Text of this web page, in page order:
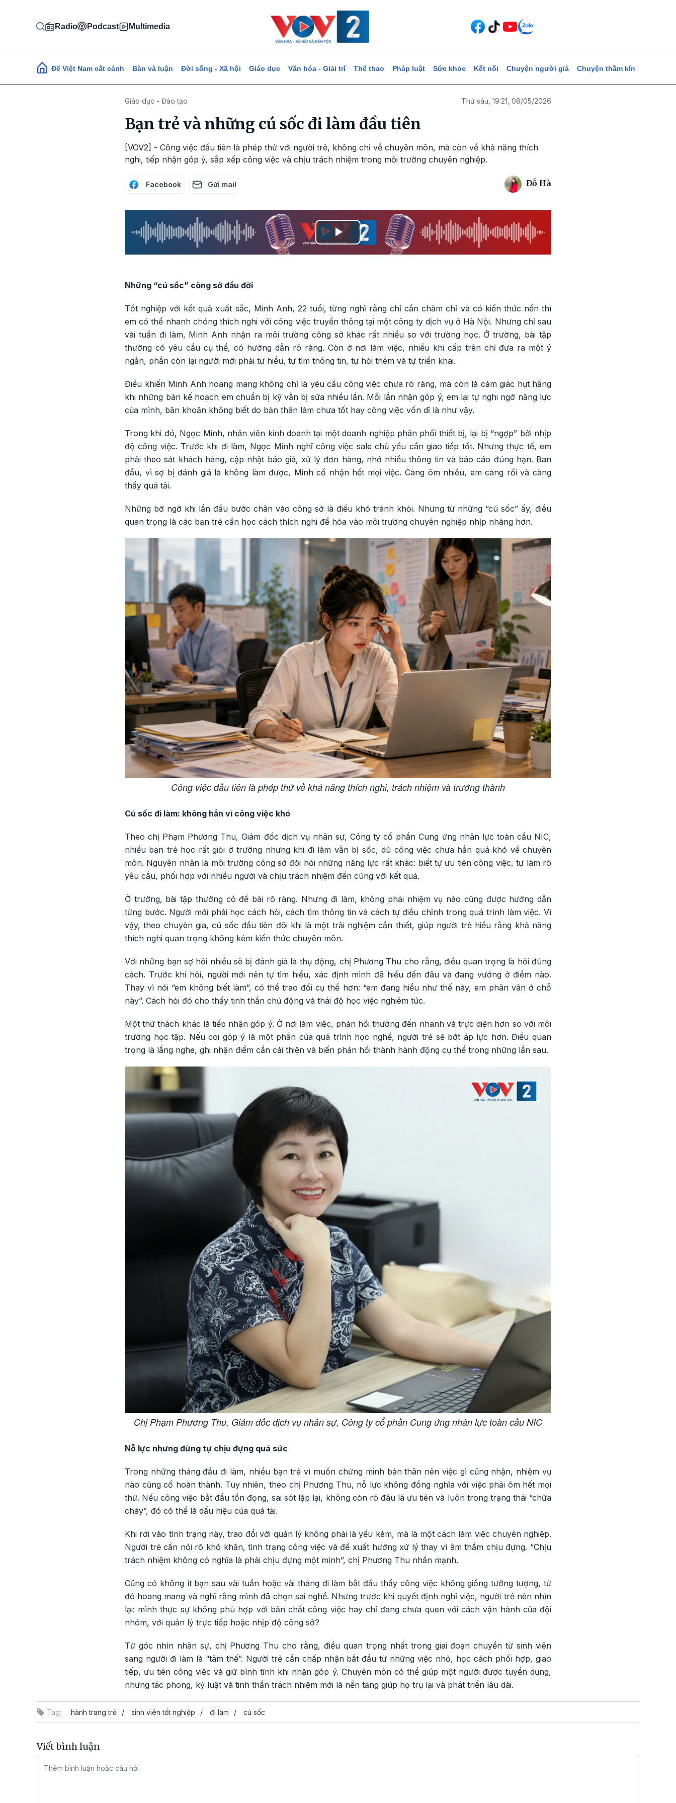
Radio Podcast Multimedia
Main navigation
Để Việt Nam cất cánh Bàn và luận Đời sống - Xã hội Giáo dục Văn hóa - Giải trí Thể thao Pháp luật Sức khỏe Kết nối Chuyện người già Chuyện thầm kín
Giáo dục - Đào tạo Thứ sáu, 19:21, 08/05/2026
Bạn trẻ và những cú sốc đi làm đầu tiên
[VOV2] - Công việc đầu tiên là phép thử với người trẻ, không chỉ về chuyên môn, mà còn về khả năng thích
nghi, tiếp nhận góp ý, sắp xếp công việc và chịu trách nhiệm trong môi trường chuyên nghiệp.
Facebook Gửi mail Đỗ Hà
Play
Những “cú sốc” công sở đầu đời
Tốt nghiệp với kết quả xuất sắc, Minh Anh, 22 tuổi, từng nghĩ rằng chỉ cần chăm chỉ và có kiến thức nền thì
em có thể nhanh chóng thích nghi với công việc truyền thông tại một công ty dịch vụ ở Hà Nội. Nhưng chỉ sau
vài tuần đi làm, Minh Anh nhận ra môi trường công sở khác rất nhiều so với trường học. Ở trường, bài tập
thường có yêu cầu cụ thể, có hướng dẫn rõ ràng. Còn ở nơi làm việc, nhiều khi cấp trên chỉ đưa ra một ý
ngắn, phần còn lại người mới phải tự hiểu, tự tìm thông tin, tự hỏi thêm và tự triển khai.
Điều khiến Minh Anh hoang mang không chỉ là yêu cầu công việc chưa rõ ràng, mà còn là cảm giác hụt hẫng
khi những bản kế hoạch em chuẩn bị kỹ vẫn bị sửa nhiều lần. Mỗi lần nhận góp ý, em lại tự nghi ngờ năng lực
của mình, băn khoăn không biết do bản thân làm chưa tốt hay công việc vốn dĩ là như vậy.
Trong khi đó, Ngọc Minh, nhân viên kinh doanh tại một doanh nghiệp phân phối thiết bị, lại bị “ngợp” bởi nhịp
độ công việc. Trước khi đi làm, Ngọc Minh nghĩ công việc sale chủ yếu cần giao tiếp tốt. Nhưng thực tế, em
phải theo sát khách hàng, cập nhật báo giá, xử lý đơn hàng, nhớ nhiều thông tin và báo cáo đúng hạn. Ban
đầu, vì sợ bị đánh giá là không làm được, Minh cố nhận hết mọi việc. Càng ôm nhiều, em càng rối và càng
thấy quá tải.
Những bỡ ngỡ khi lần đầu bước chân vào công sở là điều khó tránh khỏi. Nhưng từ những “cú sốc” ấy, điều
quan trọng là các bạn trẻ cần học cách thích nghi để hòa vào môi trường chuyên nghiệp nhịp nhàng hơn.
Công việc đầu tiên là phép thử về khả năng thích nghi, trách nhiệm và trưởng thành
Cú sốc đi làm: không hẳn vì công việc khó
Theo chị Phạm Phương Thu, Giám đốc dịch vụ nhân sự, Công ty cổ phần Cung ứng nhân lực toàn cầu NIC,
nhiều bạn trẻ học rất giỏi ở trường nhưng khi đi làm vẫn bị sốc, dù công việc chưa hẳn quá khó về chuyên
môn. Nguyên nhân là môi trường công sở đòi hỏi những năng lực rất khác: biết tự ưu tiên công việc, tự làm rõ
yêu cầu, phối hợp với nhiều người và chịu trách nhiệm đến cùng với kết quả.
Ở trường, bài tập thường có đề bài rõ ràng. Nhưng đi làm, không phải nhiệm vụ nào cũng được hướng dẫn
từng bước. Người mới phải học cách hỏi, cách tìm thông tin và cách tự điều chỉnh trong quá trình làm việc. Vì
vậy, theo chuyên gia, cú sốc đầu tiên đôi khi là một trải nghiệm cần thiết, giúp người trẻ hiểu rằng khả năng
thích nghi quan trọng không kém kiến thức chuyên môn.
Với những bạn sợ hỏi nhiều sẽ bị đánh giá là thụ động, chị Phương Thu cho rằng, điều quan trọng là hỏi đúng
cách. Trước khi hỏi, người mới nên tự tìm hiểu, xác định mình đã hiểu đến đâu và đang vướng ở điểm nào.
Thay vì nói “em không biết làm”, có thể trao đổi cụ thể hơn: “em đang hiểu như thế này, em phân vân ở chỗ
này”. Cách hỏi đó cho thấy tinh thần chủ động và thái độ học việc nghiêm túc.
Một thử thách khác là tiếp nhận góp ý. Ở nơi làm việc, phản hồi thường đến nhanh và trực diện hơn so với môi
trường học tập. Nếu coi góp ý là một phần của quá trình học nghề, người trẻ sẽ bớt áp lực hơn. Điều quan
trọng là lắng nghe, ghi nhận điểm cần cải thiện và biến phản hồi thành hành động cụ thể trong những lần sau.
Chị Phạm Phương Thu, Giám đốc dịch vụ nhân sự, Công ty cổ phần Cung ứng nhân lực toàn cầu NIC
Nỗ lực nhưng đừng tự chịu đựng quá sức
Trong những tháng đầu đi làm, nhiều bạn trẻ vì muốn chứng minh bản thân nên việc gì cũng nhận, nhiệm vụ
nào cũng cố hoàn thành. Tuy nhiên, theo chị Phương Thu, nỗ lực không đồng nghĩa với việc phải ôm hết mọi
thứ. Nếu công việc bắt đầu tồn đọng, sai sót lặp lại, không còn rõ đâu là ưu tiên và luôn trong trạng thái “chữa
cháy”, đó có thể là dấu hiệu của quá tải.
Khi rơi vào tình trạng này, trao đổi với quản lý không phải là yếu kém, mà là một cách làm việc chuyên nghiệp.
Người trẻ cần nói rõ khó khăn, tình trạng công việc và đề xuất hướng xử lý thay vì âm thầm chịu đựng. “Chịu
trách nhiệm không có nghĩa là phải chịu đựng một mình”, chị Phương Thu nhấn mạnh.
Cũng có không ít bạn sau vài tuần hoặc vài tháng đi làm bắt đầu thấy công việc không giống tưởng tượng, từ
đó hoang mang và nghĩ rằng mình đã chọn sai nghề. Nhưng trước khi quyết định nghỉ việc, người trẻ nên nhìn
lại: mình thực sự không phù hợp với bản chất công việc hay chỉ đang chưa quen với cách vận hành của đội
nhóm, với quản lý trực tiếp hoặc nhịp độ công sở?
Từ góc nhìn nhân sự, chị Phương Thu cho rằng, điều quan trọng nhất trong giai đoạn chuyển từ sinh viên
sang người đi làm là “tâm thế”. Người trẻ cần chấp nhận bắt đầu từ những việc nhỏ, học cách phối hợp, giao
tiếp, ưu tiên công việc và giữ bình tĩnh khi nhận góp ý. Chuyên môn có thể giúp một người được tuyển dụng,
nhưng tác phong, kỷ luật và tinh thần trách nhiệm mới là nền tảng giúp họ trụ lại và phát triển lâu dài.
Tag: hành trang trẻ sinh viên tốt nghiệp đi làm cú sốc
Viết bình luận